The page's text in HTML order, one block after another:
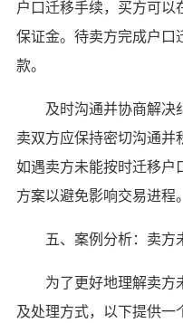
户口迁移手续，买方可以
保证金。待卖方完成户口
款。
及时沟通并协商解决
卖双方应保持密切沟通并
如遇卖方未能按时迁移户
方案以避免影响交易进程。
五、案例分析：卖方
为了更好地理解卖方
及处理方式，以下提供一